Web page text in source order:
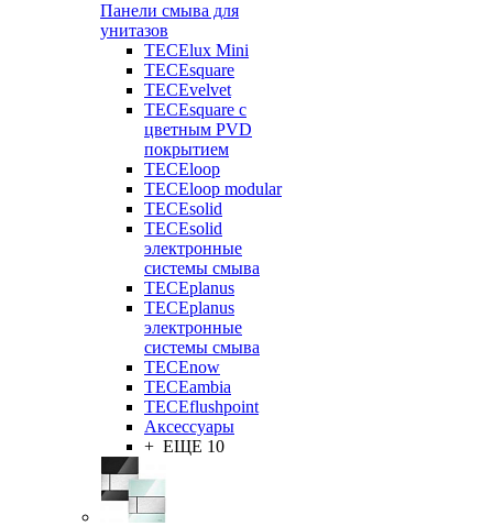
Панели смыва для
унитазов
TECElux Mini
TECEsquare
TECEvelvet
TECEsquare с
цветным PVD
покрытием
TECEloop
TECEloop modular
TECEsolid
TECEsolid
электронные
системы смыва
TECEplanus
TECEplanus
электронные
системы смыва
TECEnow
TECEambia
TECEflushpoint
Аксессуары
+ ЕЩЕ 10